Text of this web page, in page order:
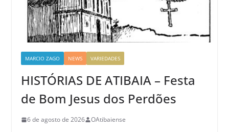
MARCIO ZAGO NEWS VARIEDADES
HISTÓRIAS DE ATIBAIA – Festa
de Bom Jesus dos Perdões
6 de agosto de 2026 OAtibaiense